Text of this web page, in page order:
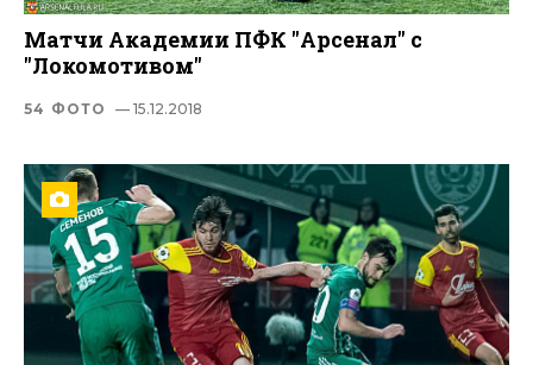
Матчи Академии ПФК "Арсенал" с
"Локомотивом"
54 ФОТО — 15.12.2018